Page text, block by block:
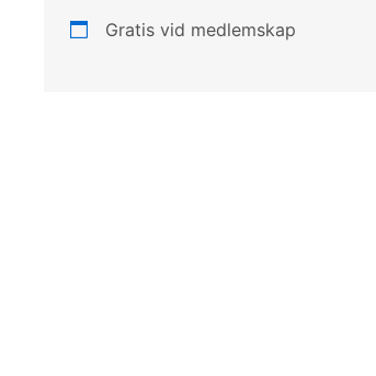
Gratis vid medlemskap